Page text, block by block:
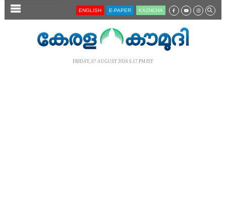
SECTIONS ENGLISH E-PAPER KĀZHCHA
FRIDAY, 07 AUGUST 2026 6.17 PM IST